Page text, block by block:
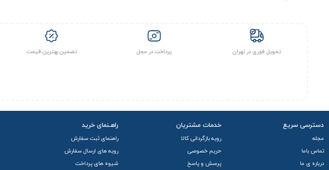
تحویل فوری در تهران پرداخت در محل تضمین بهترین قیمت
دسترسی سریع
مجله
تماس باما
درباره ی ما
خدمات مشتریان
رویه بازگردانی کالا
حریم خصوصی
پرسش و پاسخ
راهـنمای خرید
راهنمای ثبت سفارش
رویه های ارسال سفارش
شیوه های پرداخت